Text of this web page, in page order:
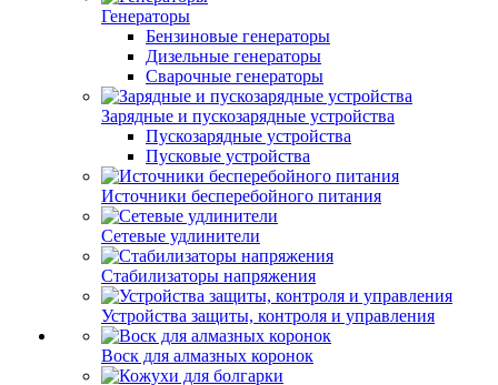
Генераторы
Бензиновые генераторы
Дизельные генераторы
Сварочные генераторы
Зарядные и пускозарядные устройства
Пускозарядные устройства
Пусковые устройства
Источники бесперебойного питания
Сетевые удлинители
Стабилизаторы напряжения
Устройства защиты, контроля и управления
Воск для алмазных коронок